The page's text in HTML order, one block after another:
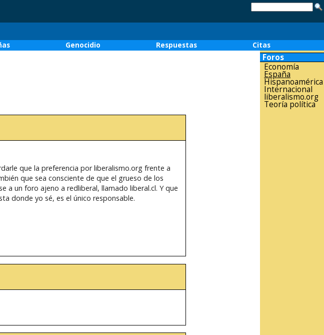
Genocidio Respuestas
Citas
que la preferencia por liberalismo.org frente a
que sea consciente de que el grueso de los
a un foro ajeno a redliberal, llamado liberal.cl. Y que
donde yo sé, es el único responsable.
Foros
Economía
España
Hispanoamérica
Internacional
liberalismo.org
Teoría política